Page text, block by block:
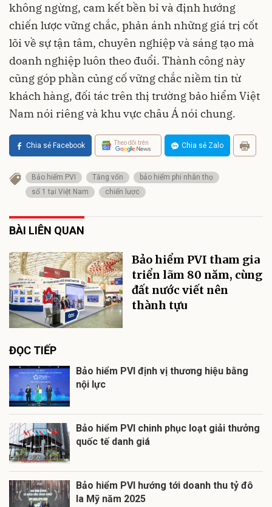
không ngừng, cam kết bền bỉ và định hướng
chiến lược vững chắc, phản ánh những giá trị cốt
lõi về sự tận tâm, chuyên nghiệp và sáng tạo mà
doanh nghiệp luôn theo đuổi. Thành công này
cũng góp phần củng cố vững chắc niềm tin từ
khách hàng, đối tác trên thị trường bảo hiểm Việt
Nam nói riêng và khu vực châu Á nói chung.
Chia sẻ Facebook Theo dõi trên Chia sẻ Zalo
Bảo hiểm PVI Tăng vốn
bảo hiểm phi nhân thọ
số 1 tại Việt Nam
chiến lược
BÀI LIÊN QUAN
Bảo hiểm PVI tham gia
triển lãm 80 năm, cùng
đất nước viết nên
thành tựu
ĐỌC TIẾP
Bảo hiểm PVI định vị thương hiệu bằng
nội lực
Bảo hiểm PVI chinh phục loạt giải thưởng
quốc tế danh giá
Bảo hiểm PVI hướng tới doanh thu tỷ đô
la Mỹ năm 2025